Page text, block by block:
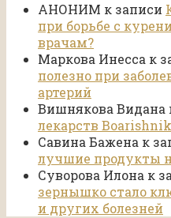
АНОНИМ к записи
при борьбе с
врачам?
Маркова Инесса к
полезно при
артерий
Вишнякова Видана
лекарств
Савина Бажена к
лучшие продукты
Суворова Илона к
зернышко стало
и других болезней